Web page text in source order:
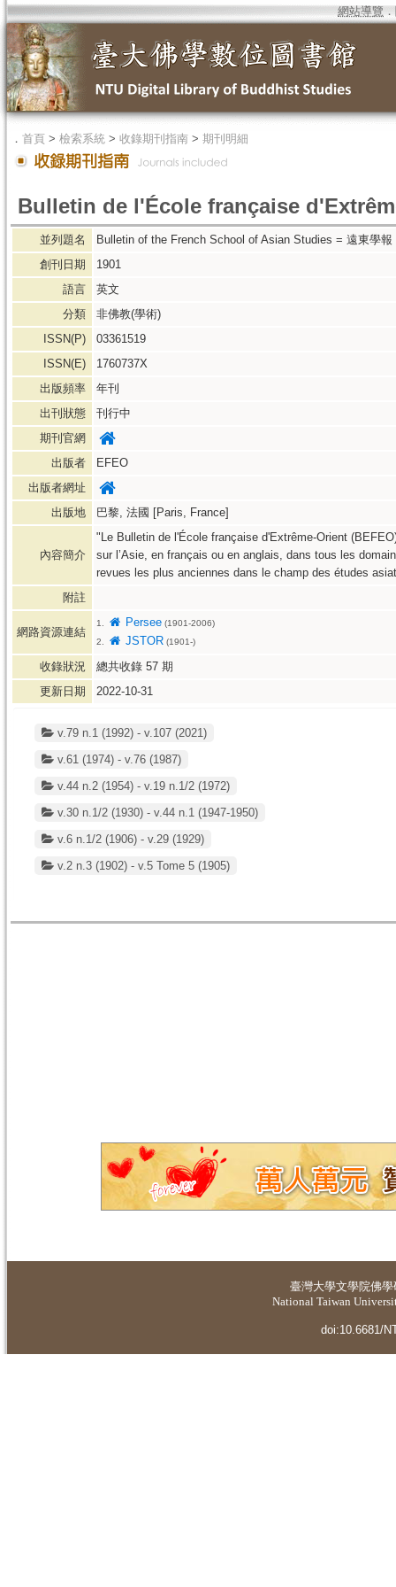
網站導覽 ．
． 首頁 > 檢索系統 > 收錄期刊指南 > 期刊明細
Bulletin de l'École française
並列題名
Bulletin of the French School of Asian Studies = 遠東學報
創刊日期
1901
語言
英文
分類
非佛教(學術)
ISSN(P)
03361519
ISSN(E)
1760737X
出版頻率
年刊
出刊狀態
刊行中
期刊官網
出版者
EFEO
出版者網址
出版地
巴黎, 法國 [Paris, France]
內容簡介
"Le Bulletin de l'École française d'Extrême-Orient
sur l’Asie, en français ou en anglais, dans tous les
revues les plus anciennes dans le champ des études
附註
網路資源連結
1. Persee (1901-2006)
2.
JSTOR (1901-)
收錄狀況 總共收錄 57 期
更新日期
2022-10-31
v.79 n.1 (1992) - v.107 (2021)
v.61 (1974) - v.76 (1987)
v.44 n.2 (1954) - v.19 n.1/2 (1972)
v.30 n.1/2 (1930) - v.44 n.1 (1947-1950)
v.6 n.1/2 (1906) - v.29 (1929)
v.2 n.3 (1902) - v.5 Tome 5 (1905)
臺灣大學文學院佛
National Taiwan
doi:10.6681/